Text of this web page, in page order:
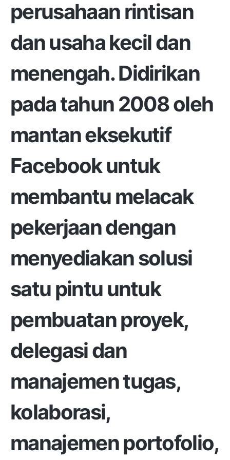
perusahaan rintisan
dan usaha kecil dan
menengah. Didirikan
pada tahun 2008 oleh
mantan eksekutif
Facebook untuk
membantu melacak
pekerjaan dengan
menyediakan solusi
satu pintu untuk
pembuatan proyek,
delegasi dan
manajemen tugas,
kolaborasi,
manajemen portofolio,